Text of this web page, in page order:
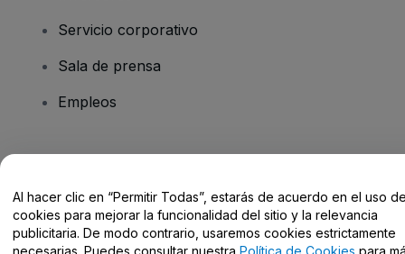
Servicio corporativo
Sala de prensa
Empleos
Centro de Ayuda / Contacto
Al hacer clic en “Permitir Todas”, estarás de acuerdo en el uso
cookies para mejorar la funcionalidad del sitio y la relevancia
publicitaria. De modo contrario, usaremos cookies estrictamente
necesarias. Puedes consultar nuestra Política de Cookies para